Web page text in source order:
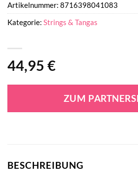
44,95 €
ZUM
Artikelnummer: 8716398041083
Kategorie: Strings & Tangas
BESCHREIBUNG